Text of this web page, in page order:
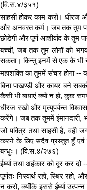
(वि.स.४/३५१)
साहसी होकर काम करो। धीरज
और अनवरत कर्म। जब तक तुम
छोडेगी और पूर्ण आशीर्वाद के तुम
बच्चों, जब तक तुम लोगों को
सकता। किन्तु इनमें से एक के भी
महाशक्ति का तुममें संचार होगा
बिना पाखण्डी और कायर बने
कैसी भी बाधाएं क्यों न हों, कुछ
धीरज रखो और मृत्युपर्यन्त
करेंगे। जब तक तुममें ईमानदारी,
जो पवित्र तथा साहसी है, वही
करने के लिए सदैव प्रस्तुत हूँ एवं
बन्धुः। (वि.स.४/२७६)
ईर्ष्या तथा अहंकार को दूर कर
पूर्णतः निस्वार्थ रहो, स्थिर
न करो, क्योंकि इससे ईर्ष्या